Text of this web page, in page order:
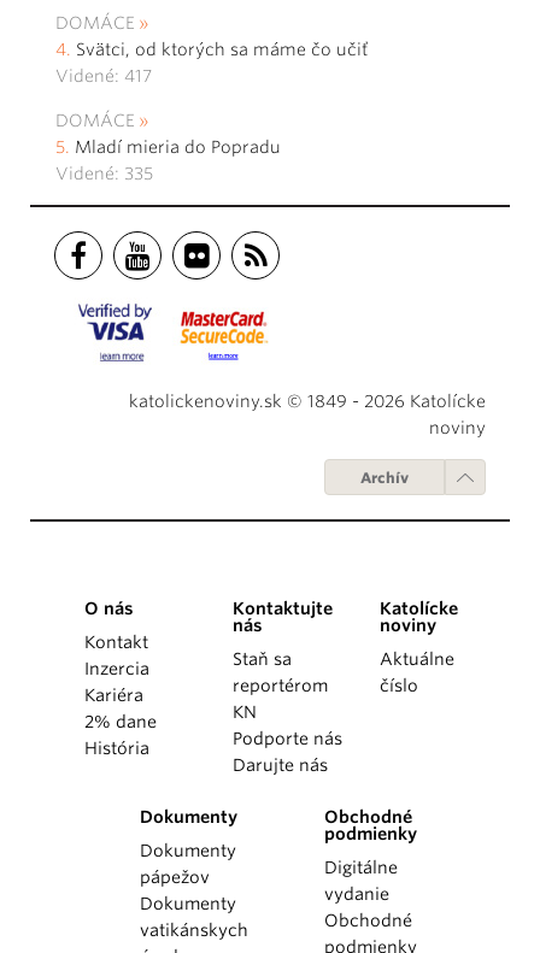
DOMÁCE
Svätci, od ktorých sa máme čo učiť
Videné: 417
DOMÁCE
Mladí mieria do Popradu
Videné: 335
katolickenoviny.sk © 1849 - 2026 Katolícke
noviny
Archív
O nás
Kontakt
Inzercia
Kariéra
2% dane
História
Kontaktujte
nás
Staň sa
reportérom
KN
Podporte nás
Darujte nás
Katolícke
noviny
Aktuálne
číslo
Dokumenty
Dokumenty
pápežov
Dokumenty
vatikánskych
Obchodné
podmienky
Digitálne
vydanie
Obchodné
podmienky